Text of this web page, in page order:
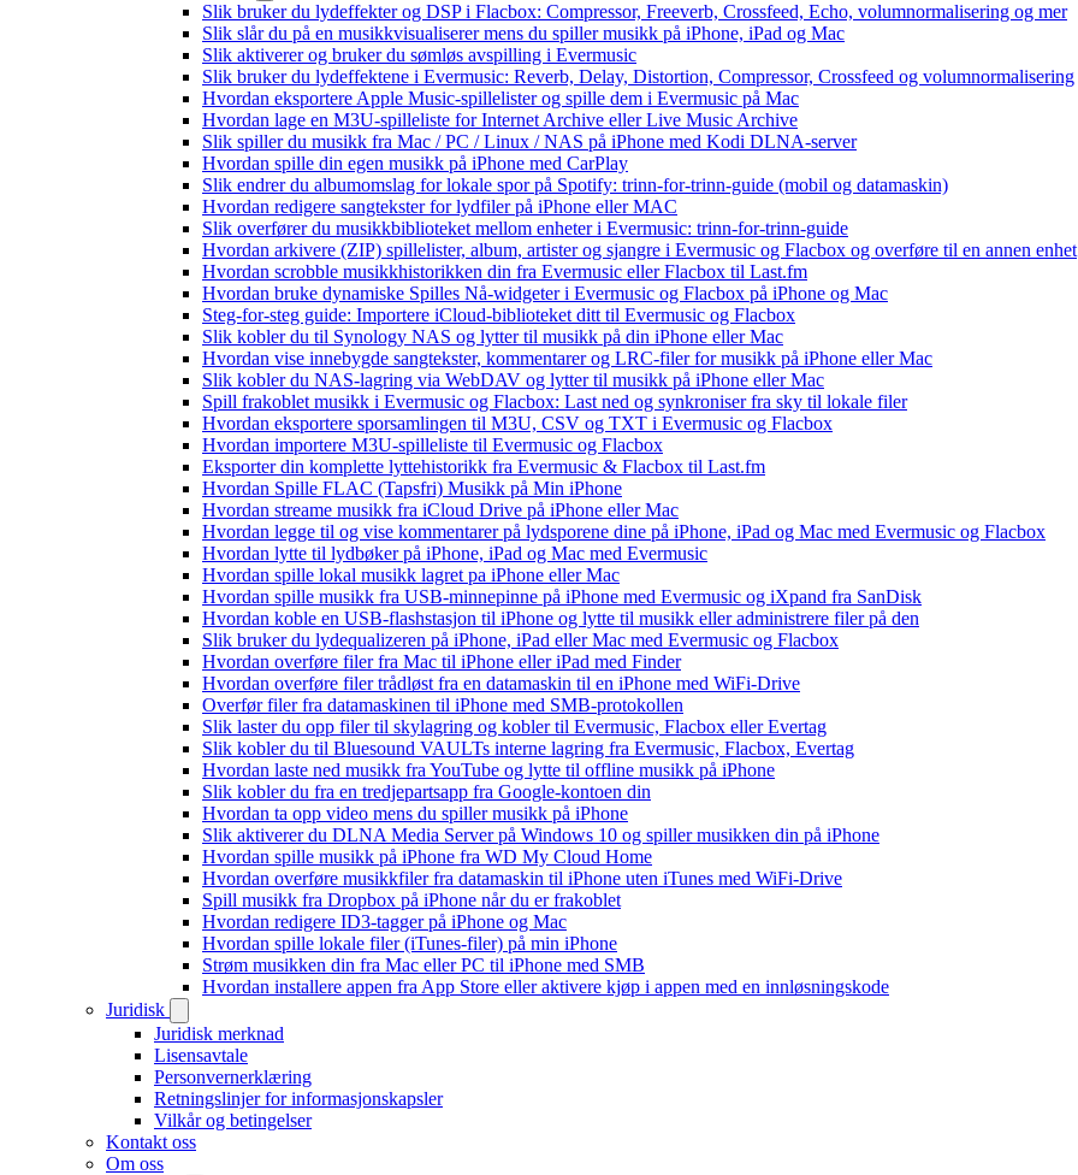
Slik bruker du lydeffekter og DSP i Flacbox: Compressor, Freeverb, Crossfeed, Echo, volumnormalisering og mer
Slik slår du på en musikkvisualiserer mens du spiller musikk på iPhone, iPad og Mac
Slik aktiverer og bruker du sømløs avspilling i Evermusic
Slik bruker du lydeffektene i Evermusic: Reverb, Delay, Distortion, Compressor, Crossfeed og volumnormalisering
Hvordan eksportere Apple Music-spillelister og spille dem i Evermusic på Mac
Hvordan lage en M3U-spilleliste for Internet Archive eller Live Music Archive
Slik spiller du musikk fra Mac / PC / Linux / NAS på iPhone med Kodi DLNA-server
Hvordan spille din egen musikk på iPhone med CarPlay
Slik endrer du albumomslag for lokale spor på Spotify: trinn-for-trinn-guide (mobil og datamaskin)
Hvordan redigere sangtekster for lydfiler på iPhone eller MAC
Slik overfører du musikkbiblioteket mellom enheter i Evermusic: trinn-for-trinn-guide
Hvordan arkivere (ZIP) spillelister, album, artister og sjangre i Evermusic og Flacbox og overføre til en annen enhet
Hvordan scrobble musikkhistorikken din fra Evermusic eller Flacbox til Last.fm
Hvordan bruke dynamiske Spilles Nå-widgeter i Evermusic og Flacbox på iPhone og Mac
Steg-for-steg guide: Importere iCloud-biblioteket ditt til Evermusic og Flacbox
Slik kobler du til Synology NAS og lytter til musikk på din iPhone eller Mac
Hvordan vise innebygde sangtekster, kommentarer og LRC-filer for musikk på iPhone eller Mac
Slik kobler du NAS-lagring via WebDAV og lytter til musikk på iPhone eller Mac
Spill frakoblet musikk i Evermusic og Flacbox: Last ned og synkroniser fra sky til lokale filer
Hvordan eksportere sporsamlingen til M3U, CSV og TXT i Evermusic og Flacbox
Hvordan importere M3U-spilleliste til Evermusic og Flacbox
Eksporter din komplette lyttehistorikk fra Evermusic & Flacbox til Last.fm
Hvordan Spille FLAC (Tapsfri) Musikk på Min iPhone
Hvordan streame musikk fra iCloud Drive på iPhone eller Mac
Hvordan legge til og vise kommentarer på lydsporene dine på iPhone, iPad og Mac med Evermusic og Flacbox
Hvordan lytte til lydbøker på iPhone, iPad og Mac med Evermusic
Hvordan spille lokal musikk lagret pa iPhone eller Mac
Hvordan spille musikk fra USB-minnepinne på iPhone med Evermusic og iXpand fra SanDisk
Hvordan koble en USB-flashstasjon til iPhone og lytte til musikk eller administrere filer på den
Slik bruker du lydequalizeren på iPhone, iPad eller Mac med Evermusic og Flacbox
Hvordan overføre filer fra Mac til iPhone eller iPad med Finder
Hvordan overføre filer trådløst fra en datamaskin til en iPhone med WiFi-Drive
Overfør filer fra datamaskinen til iPhone med SMB-protokollen
Slik laster du opp filer til skylagring og kobler til Evermusic, Flacbox eller Evertag
Slik kobler du til Bluesound VAULTs interne lagring fra Evermusic, Flacbox, Evertag
Hvordan laste ned musikk fra YouTube og lytte til offline musikk på iPhone
Slik kobler du fra en tredjepartsapp fra Google-kontoen din
Hvordan ta opp video mens du spiller musikk på iPhone
Slik aktiverer du DLNA Media Server på Windows 10 og spiller musikken din på iPhone
Hvordan spille musikk på iPhone fra WD My Cloud Home
Hvordan overføre musikkfiler fra datamaskin til iPhone uten iTunes med WiFi-Drive
Spill musikk fra Dropbox på iPhone når du er frakoblet
Hvordan redigere ID3-tagger på iPhone og Mac
Hvordan spille lokale filer (iTunes-filer) på min iPhone
Strøm musikken din fra Mac eller PC til iPhone med SMB
Hvordan installere appen fra App Store eller aktivere kjøp i appen med en innløsningskode
Juridisk
Juridisk merknad
Lisensavtale
Personvernerklæring
Retningslinjer for informasjonskapsler
Vilkår og betingelser
Kontakt oss
Om oss